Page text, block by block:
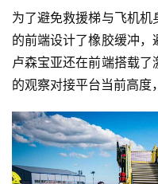
为了避免救援梯与飞机
的前端设计了橡胶缓冲，
卢森宝亚还在前端搭载
的观察对接平台当前高度